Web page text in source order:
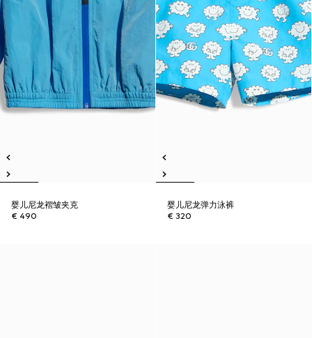
婴儿尼龙褶皱夹克
€ 490
婴儿尼龙弹力泳裤
€ 320